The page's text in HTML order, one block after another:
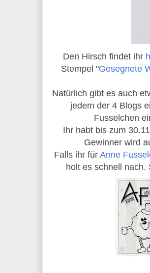
Den Hirsch findet ihr
Stempel "Gesegnete
Natürlich gibt es auch
jedem der 4 Blogs
Fusselchen
Ihr habt bis zum
Gewinner wird
Falls ihr fürAnne
holt es schnell